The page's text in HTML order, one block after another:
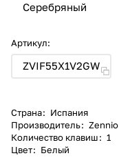
Серебряный
Артикул:
ZVIF55X1V2GW
Страна: Испания
Производитель: Zennio
Количество клавиш: 1
Цвет: Белый